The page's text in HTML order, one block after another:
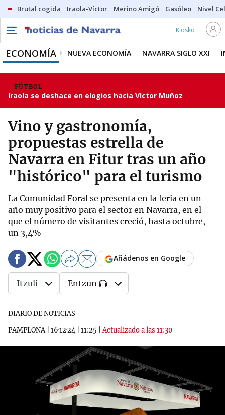
Brutal cogida Iraola-Víctor Merino Amigó Gasóleo Nivel
Kiosko
ECONOMÍA NUEVA ECONOMÍA NAVARRA SIGLO XXI
FÚTBOL
Iraola se deshace en elogios hacia Víctor Muñoz
Vino y gastronomía,
propuestas estrella de
Navarra en Fitur tras un año
"histórico" para el turismo
La Comunidad Foral se presenta en la feria en un
año muy positivo para el sector en Navarra, en el
que el número de visitantes creció, hasta octubre,
un 3,4%
DIARIO DE NOTICIAS
PAMPLONA| 16·12·24 11:25 |Actualizado a las 11:30
Añádenos en Google
Itzuli Entzun